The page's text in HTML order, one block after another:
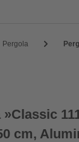
Pergola
»Classic
cm,